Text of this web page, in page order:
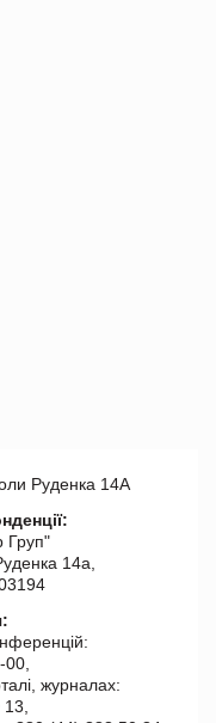
Руденка 14А
Груп"
14а,
журналах: